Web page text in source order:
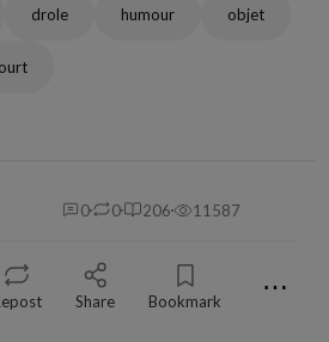
drole humour objet
0 0 206 11587
Share Bookmark ⋯